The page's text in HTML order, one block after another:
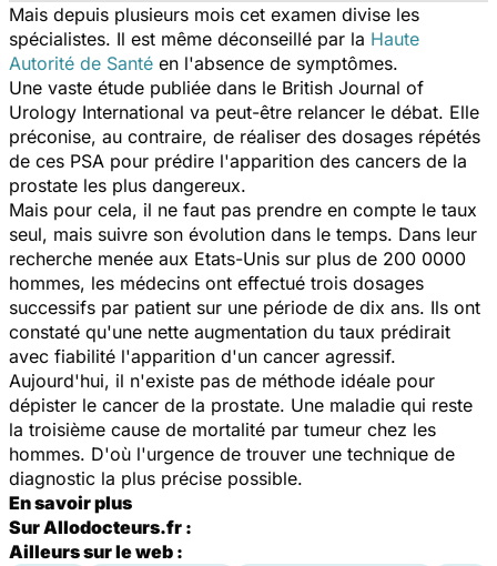
Mais depuis plusieurs mois cet examen divise les
spécialistes. Il est même déconseillé par la Haute
Autorité de Santé en l'absence de symptômes.
Une vaste étude publiée dans le British Journal of
Urology International va peut-être relancer le débat. Elle
préconise, au contraire, de réaliser des dosages répétés
de ces PSA pour prédire l'apparition des cancers de la
prostate les plus dangereux.
Mais pour cela, il ne faut pas prendre en compte le taux
seul, mais suivre son évolution dans le temps. Dans leur
recherche menée aux Etats-Unis sur plus de 200 0000
hommes, les médecins ont effectué trois dosages
successifs par patient sur une période de dix ans. Ils ont
constaté qu'une nette augmentation du taux prédirait
avec fiabilité l'apparition d'un cancer agressif.
Aujourd'hui, il n'existe pas de méthode idéale pour
dépister le cancer de la prostate. Une maladie qui reste
la troisième cause de mortalité par tumeur chez les
hommes. D'où l'urgence de trouver une technique de
diagnostic la plus précise possible.
En savoir plus
Sur Allodocteurs.fr :
Ailleurs sur le web :